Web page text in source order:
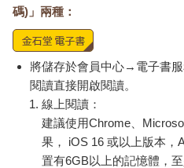
碼)」兩種：
將儲存於會員中心→電子書
閱讀直接開啟閱讀。
線上閱讀：
建議使用Chrome、
果， iOS 16 或以上版本，
置有6GB以上的記憶體，